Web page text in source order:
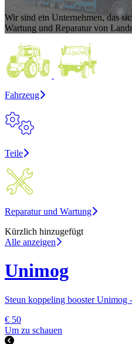
Wir sind ein Unternehmen, das
Wartung und Reparatur von
Fahrzeug
Teile
Reparatur und Wartung
Kürzlich hinzugefügt
Alle anzeigen
Unimog
Steun koppeling booster Unimog
€ 50
Um zu schauen